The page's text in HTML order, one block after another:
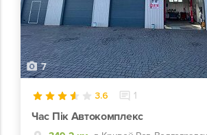
7
3.6 1
Час Пік Автокомплекс